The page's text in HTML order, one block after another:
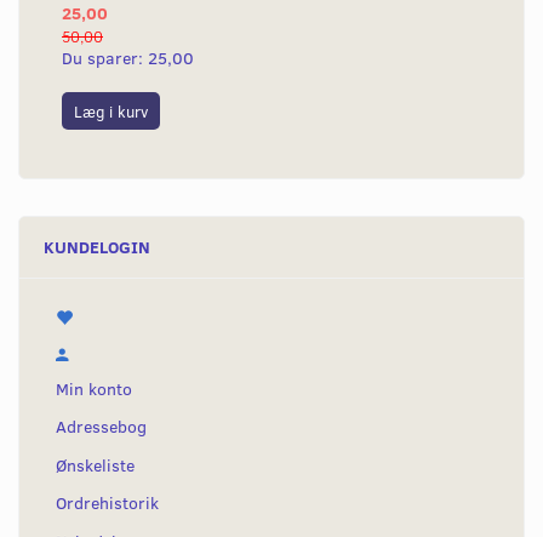
25,00
50,00
Du sparer: 25,00
Læg i kurv
KUNDELOGIN
Min konto
Adressebog
Ønskeliste
Ordrehistorik